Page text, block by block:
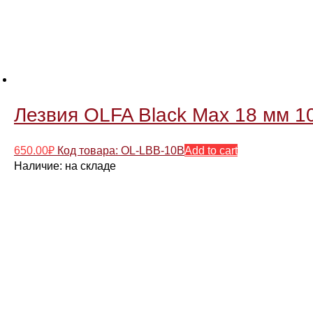
Лезвия OLFA Black Max 18 мм
650.00₽ Код товара: OL-LBB-10BAdd to cart
Наличие: на складе